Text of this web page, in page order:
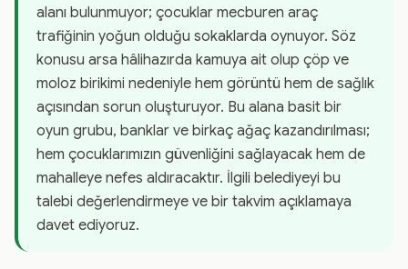
alanı bulunmuyor; çocuklar mecburen araç
trafiğinin yoğun olduğu sokaklarda oynuyor. Söz
konusu arsa hâlihazırda kamuya ait olup çöp ve
moloz birikimi nedeniyle hem görüntü hem de sağlık
açısından sorun oluşturuyor. Bu alana basit bir
oyun grubu, banklar ve birkaç ağaç kazandırılması;
hem çocuklarımızın güvenliğini sağlayacak hem de
mahalleye nefes aldıracaktır. İlgili belediyeyi bu
talebi değerlendirmeye ve bir takvim açıklamaya
davet ediyoruz.